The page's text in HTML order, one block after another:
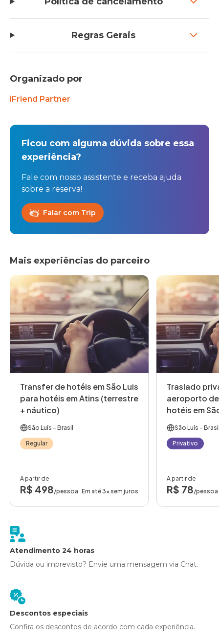
Regras Gerais
Organizado por
iFriend Partner
Ficou com alguma dúvida sobre essa
experiência?
Fale com nosso assistente e receba ajuda
sobre a reserva!
Falar com Trip
Mais experiências do parceiro
Transfer de hotéis em São Luis
para hotéis em Atins (terrestre
+ náutico)
São Luís - Brasil
Regular
A partir de
R$ 498/pessoa Em até 3x sem juros
Traslado
aeroporto
hotéis em
versa
São Luís -
Privativo
A partir de
R$ 78/pessoa
Atendimento 24 horas
Dúvida ou imprevisto? Envie uma mensagem via Chat.
Descontos especiais
Confira os descontos de acordo com cada experiência.